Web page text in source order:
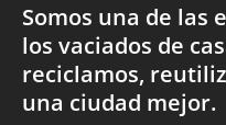
Somos una de las
los vaciados de
reciclamos,
una ciudad mejor.